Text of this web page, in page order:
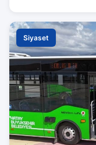
Siyaset